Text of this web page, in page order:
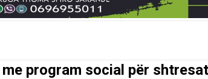
program social për